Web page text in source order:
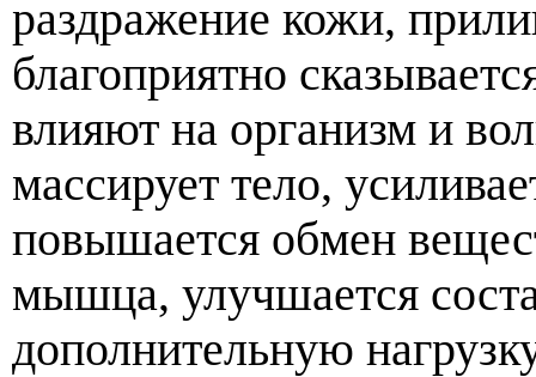
раздражение кожи,
благоприятно
влияют на организм и
массирует тело,
повышается обмен
мышца, улучшается
дополнительную